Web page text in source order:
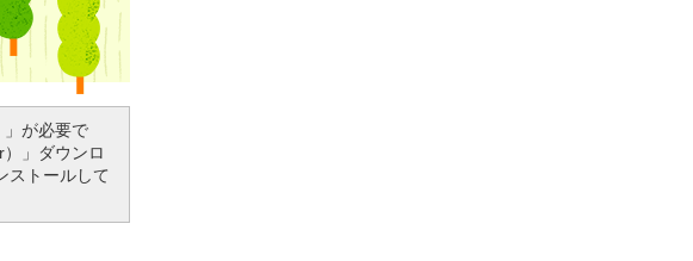
が必要で
」ダウンロ
ストールして